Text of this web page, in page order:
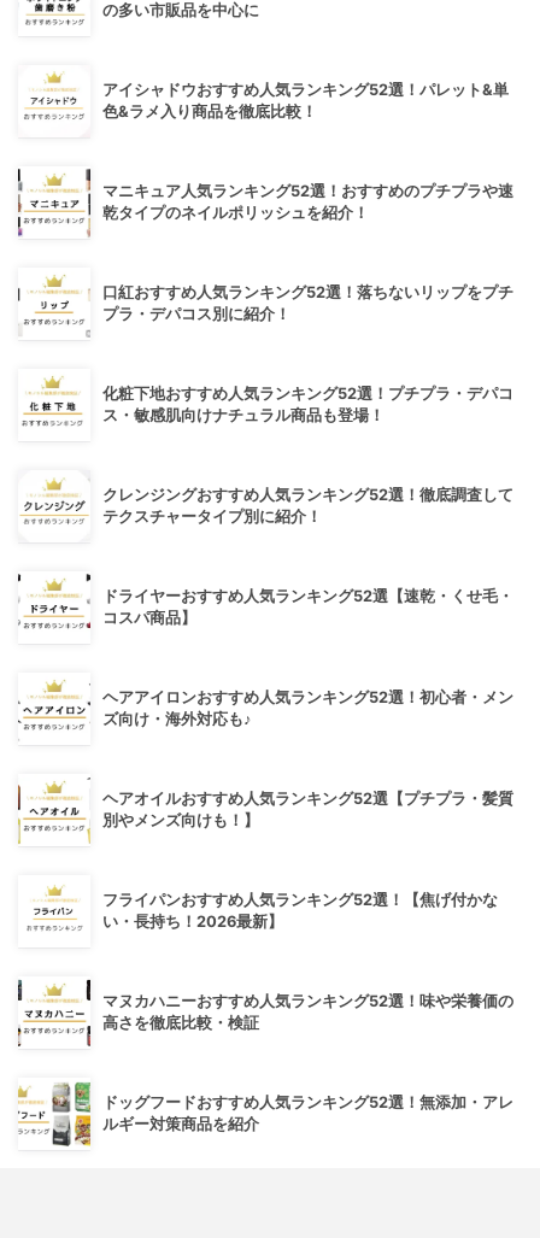
の多い市販品を中心に
アイシャドウおすすめ人気ランキング52選！パレット&単
色&ラメ入り商品を徹底比較！
マニキュア人気ランキング52選！おすすめのプチプラや速
乾タイプのネイルポリッシュを紹介！
口紅おすすめ人気ランキング52選！落ちないリップをプチ
プラ・デパコス別に紹介！
化粧下地おすすめ人気ランキング52選！プチプラ・デパコ
ス・敏感肌向けナチュラル商品も登場！
クレンジングおすすめ人気ランキング52選！徹底調査して
テクスチャータイプ別に紹介！
ドライヤーおすすめ人気ランキング52選【速乾・くせ毛・
コスパ商品】
ヘアアイロンおすすめ人気ランキング52選！初心者・メン
ズ向け・海外対応も♪
ヘアオイルおすすめ人気ランキング52選【プチプラ・髪質
別やメンズ向けも！】
フライパンおすすめ人気ランキング52選！【焦げ付かな
い・長持ち！2026最新】
マヌカハニーおすすめ人気ランキング52選！味や栄養価の
高さを徹底比較・検証
ドッグフードおすすめ人気ランキング52選！無添加・アレ
ルギー対策商品を紹介